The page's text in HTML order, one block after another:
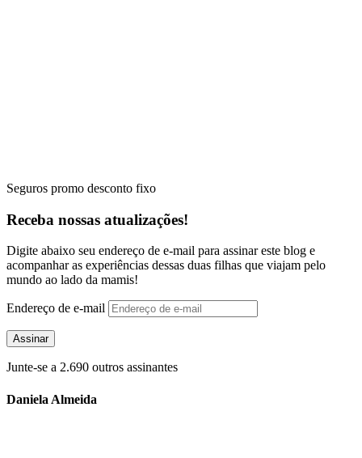
Seguros promo desconto fixo
Receba nossas atualizações!
Digite abaixo seu endereço de e-mail para assinar este blog e
acompanhar as experiências dessas duas filhas que viajam pelo
mundo ao lado da mamis!
Endereço de e-mail
Assinar
Junte-se a 2.690 outros assinantes
Daniela Almeida